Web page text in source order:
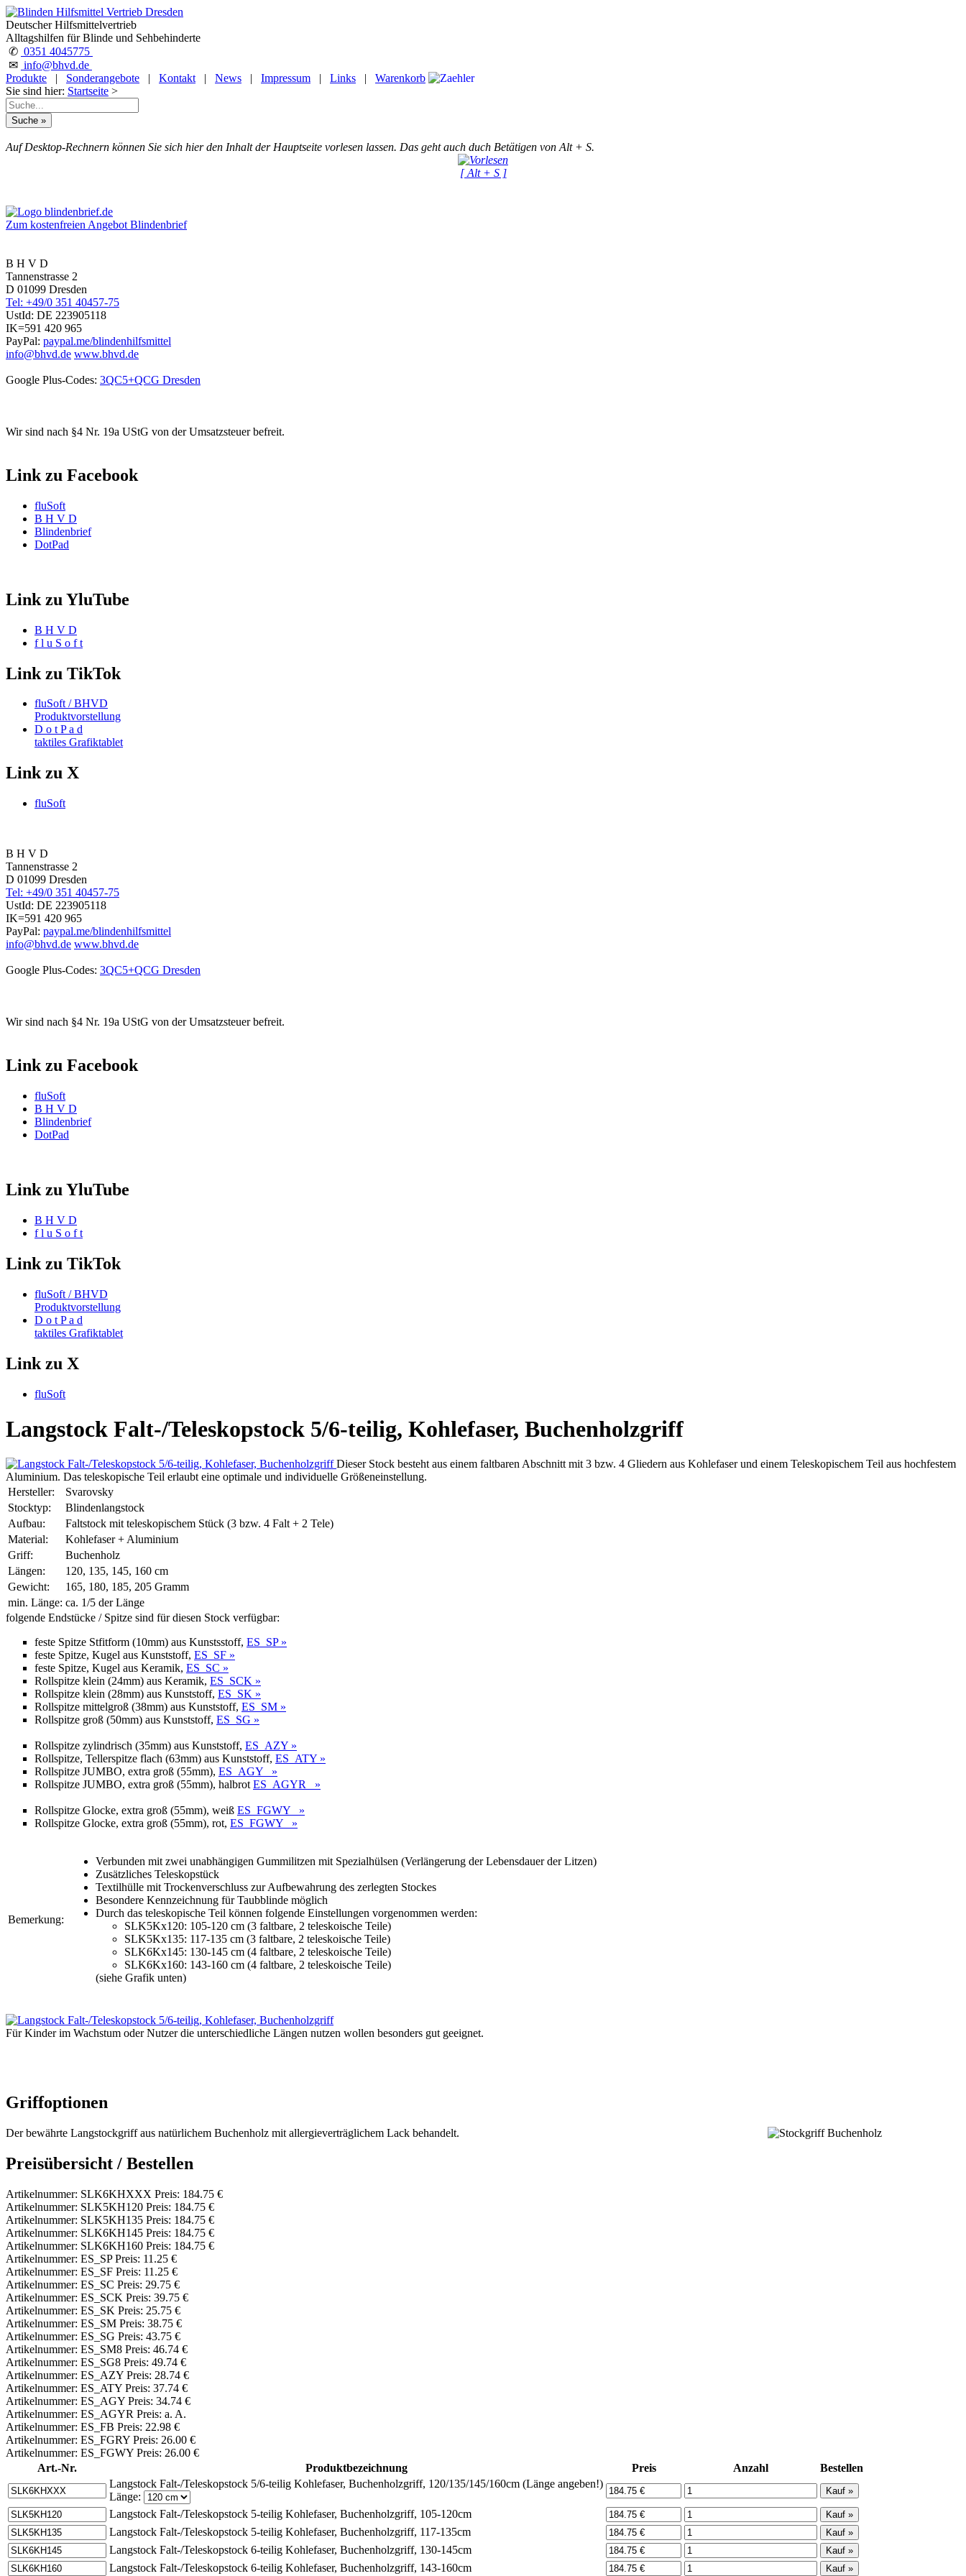
Deutscher Hilfsmittelvertrieb
Alltagshilfen für Blinde und Sehbehinderte
✆ 0351 4045775
✉ info@bhvd.de
Produkte
| Sonderangebote | Kontakt | News | Impressum | Links |
Warenkorb
Sie sind hier: Startseite >
Auf Desktop-Rechnern können Sie sich hier den Inhalt der Hauptseite vorlesen lassen. Das geht auch duch Betätigen von Alt + S.
[ Alt + S ]
Zum kostenfreien Angebot Blindenbrief
B H V D
Tannenstrasse 2
D 01099 Dresden
Tel: +49/0 351 40457-75
UstId: DE 223905118
IK=591 420 965
PayPal: paypal.me/blindenhilfsmittel
info@bhvd.de www.bhvd.de
Google Plus-Codes: 3QC5+QCG Dresden
Wir sind nach §4 Nr. 19a UStG von der Umsatzsteuer befreit.
Link zu Facebook
fluSoft
B H V D
Blindenbrief
DotPad
Link zu YluTube
B H V D
f l u S o f t
Link zu TikTok
fluSoft / BHVD
Produktvorstellung
D o t P a d
taktiles Grafiktablet
Link zu X
fluSoft
B H V D
Tannenstrasse 2
D 01099 Dresden
Tel: +49/0 351 40457-75
UstId: DE 223905118
IK=591 420 965
PayPal: paypal.me/blindenhilfsmittel
info@bhvd.de www.bhvd.de
Google Plus-Codes: 3QC5+QCG Dresden
Wir sind nach §4 Nr. 19a UStG von der Umsatzsteuer befreit.
Link zu Facebook
fluSoft
B H V D
Blindenbrief
DotPad
Link zu YluTube
B H V D
f l u S o f t
Link zu TikTok
fluSoft / BHVD
Produktvorstellung
D o t P a d
taktiles Grafiktablet
Link zu X
fluSoft
Langstock Falt-/Teleskopstock 5/6-teilig, Kohlefaser, Buchenholzgriff
Dieser Stock besteht aus einem faltbaren Abschnitt mit 3 bzw. 4 Gliedern aus Kohlefaser und einem Teleskopischem Teil aus hochfestem
Aluminium. Das teleskopische Teil erlaubt eine optimale und individuelle Größeneinstellung.
Hersteller:
Svarovsky
Stocktyp:
Blindenlangstock
Aufbau:
Faltstock mit teleskopischem Stück (3 bzw. 4 Falt + 2 Tele)
Material:
Kohlefaser + Aluminium
Griff:
Buchenholz
Längen:
120, 135, 145, 160 cm
Gewicht:
165, 180, 185, 205 Gramm
min. Länge: ca. 1/5 der Länge
folgende Endstücke / Spitze sind für diesen Stock verfügbar:
feste Spitze Stfitform (10mm) aus Kunstsstoff, ES_SP »
feste Spitze, Kugel aus Kunststoff, ES_SF »
feste Spitze, Kugel aus Keramik, ES_SC »
Rollspitze klein (24mm) aus Keramik, ES_SCK »
Rollspitze klein (28mm) aus Kunststoff, ES_SK »
Rollspitze mittelgroß (38mm) aus Kunststoff, ES_SM »
Rollspitze groß (50mm) aus Kunststoff, ES_SG »
Rollspitze zylindrisch (35mm) aus Kunststoff, ES_AZY »
Rollspitze, Tellerspitze flach (63mm) aus Kunststoff, ES_ATY »
Rollspitze JUMBO, extra groß (55mm), ES_AGY »
Rollspitze JUMBO, extra groß (55mm), halbrot ES_AGYR »
Rollspitze Glocke, extra groß (55mm), weiß ES_FGWY »
Rollspitze Glocke, extra groß (55mm), rot, ES_FGWY »
Bemerkung:
Verbunden mit zwei unabhängigen Gummilitzen mit Spezialhülsen (Verlängerung der Lebensdauer der Litzen)
Zusätzliches Teleskopstück
Textilhülle mit Trockenverschluss zur Aufbewahrung des zerlegten Stockes
Besondere Kennzeichnung für Taubblinde möglich
Durch das teleskopische Teil können folgende Einstellungen vorgenommen werden:
SLK5Kx120: 105-120 cm (3 faltbare, 2 teleskoische Teile)
SLK5Kx135: 117-135 cm (3 faltbare, 2 teleskoische Teile)
SLK6Kx145: 130-145 cm (4 faltbare, 2 teleskoische Teile)
SLK6Kx160: 143-160 cm (4 faltbare, 2 teleskoische Teile)
(siehe Grafik unten)
Für Kinder im Wachstum oder Nutzer die unterschiedliche Längen nutzen wollen besonders gut geeignet.
Griffoptionen
Der bewährte Langstockgriff aus natürlichem Buchenholz mit allergieverträglichem Lack behandelt.
Preisübersicht / Bestellen
Artikelnummer: SLK6KHXXX Preis: 184.75 €
Artikelnummer: SLK5KH120 Preis: 184.75 €
Artikelnummer: SLK5KH135 Preis: 184.75 €
Artikelnummer: SLK6KH145 Preis: 184.75 €
Artikelnummer: SLK6KH160 Preis: 184.75 €
Artikelnummer: ES_SP Preis: 11.25 €
Artikelnummer: ES_SF Preis: 11.25 €
Artikelnummer: ES_SC Preis: 29.75 €
Artikelnummer: ES_SCK Preis: 39.75 €
Artikelnummer: ES_SK Preis: 25.75 €
Artikelnummer: ES_SM Preis: 38.75 €
Artikelnummer: ES_SG Preis: 43.75 €
Artikelnummer: ES_SM8 Preis: 46.74 €
Artikelnummer: ES_SG8 Preis: 49.74 €
Artikelnummer: ES_AZY Preis: 28.74 €
Artikelnummer: ES_ATY Preis: 37.74 €
Artikelnummer: ES_AGY Preis: 34.74 €
Artikelnummer: ES_AGYR Preis: a. A.
Artikelnummer: ES_FB Preis: 22.98 €
Artikelnummer: ES_FGRY Preis: 26.00 €
Artikelnummer: ES_FGWY Preis: 26.00 €
Art.-Nr.
Produktbezeichnung Preis Anzahl
Bestellen
Langstock Falt-/Teleskopstock 5/6-teilig Kohlefaser, Buchenholzgriff, 120/135/145/160cm (Länge angeben!)
Länge:
Langstock Falt-/Teleskopstock 5-teilig Kohlefaser, Buchenholzgriff, 105-120cm
Langstock Falt-/Teleskopstock 5-teilig Kohlefaser, Buchenholzgriff, 117-135cm
Langstock Falt-/Teleskopstock 6-teilig Kohlefaser, Buchenholzgriff, 130-145cm
Langstock Falt-/Teleskopstock 6-teilig Kohlefaser, Buchenholzgriff, 143-160cm